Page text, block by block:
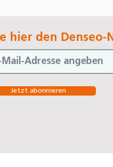
hier den Denseo-
Jetzt abonnieren